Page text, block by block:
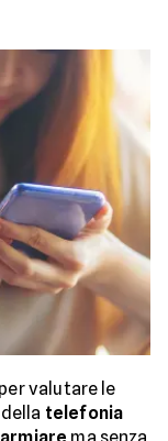
valutare le
telefonia
ma senza